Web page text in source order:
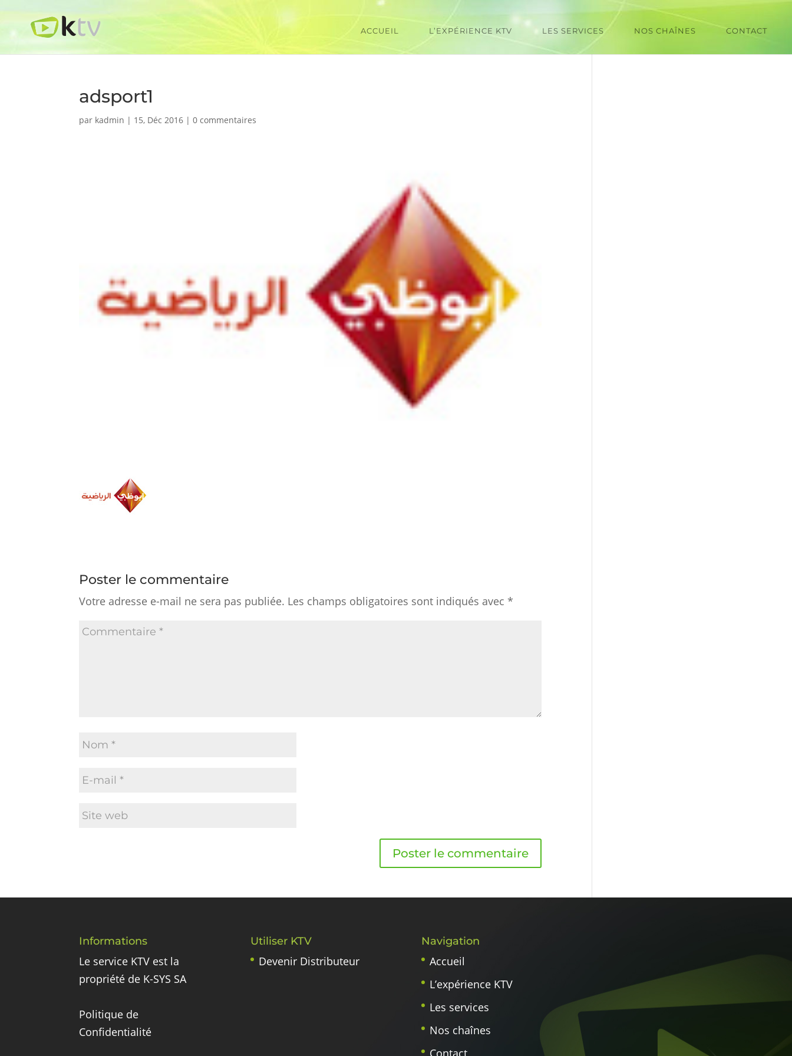
ACCUEIL L’EXPÉRIENCE KTV LES SERVICES NOS CHAÎNES CONTACT
adsport1
par kadmin | 15, Déc 2016 |0 commentaires
Poster le commentaire
Votre adresse e-mail ne sera pas publiée. Les champs obligatoires sont indiqués avec*
Informations
Le service KTV est la
propriété de K-SYS SA
Politique de
Confidentialité
Utiliser KTV
Devenir Distributeur
Navigation
Accueil
L’expérience KTV
Les services
Nos chaînes
Contact